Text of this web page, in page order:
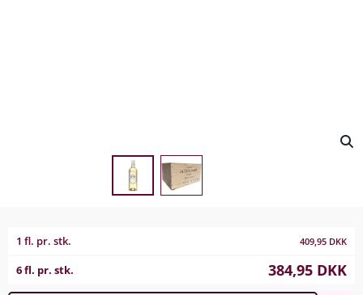
1 fl. pr. stk. 409,95 DKK
6 fl. pr. stk. 384,95 DKK